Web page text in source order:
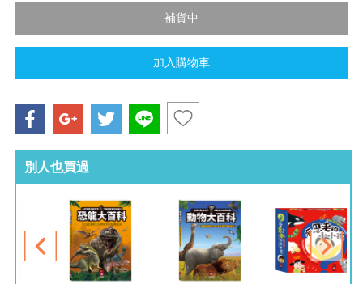
別人也買過